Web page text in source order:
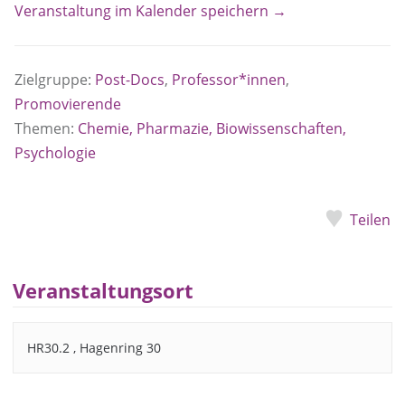
Veranstaltung im Kalender speichern →
Zielgruppe: Post-Docs, Professor*innen,
Promovierende
Themen: Chemie, Pharmazie, Biowissenschaften,
Psychologie
Teilen
Veranstaltungsort
HR30.2 , Hagenring 30